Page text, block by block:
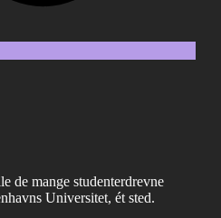
de mange studenterdrevne
Universitet, ét sted.